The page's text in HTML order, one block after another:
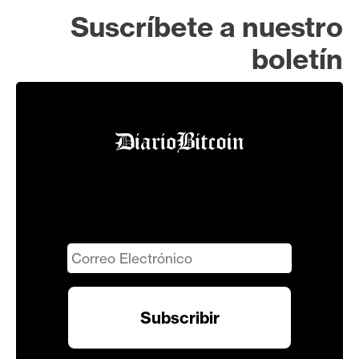
Suscríbete a nuestro
boletín